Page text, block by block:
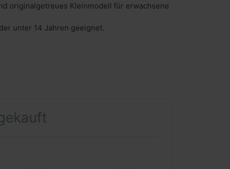
originalgetreues Kleinmodell für erwachsene
unter 14 Jahren geeignet.